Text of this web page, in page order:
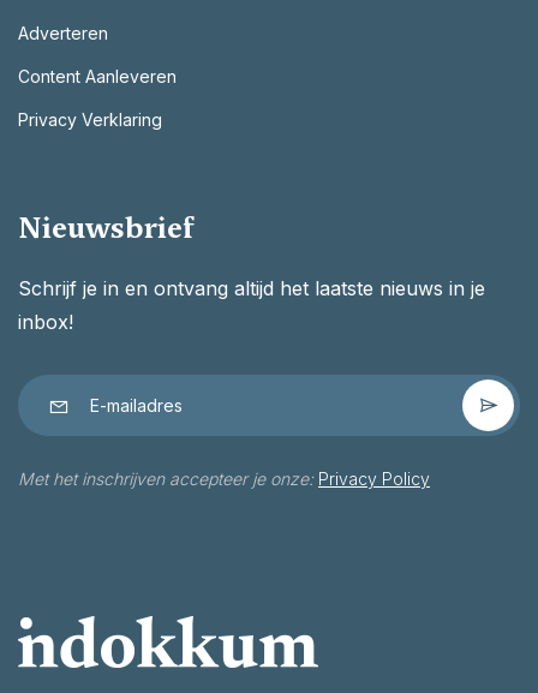
Adverteren
Content Aanleveren
Privacy Verklaring
Nieuwsbrief
Schrijf je in en ontvang altijd het laatste nieuws in je
inbox!
Met het inschrijven accepteer je onze: Privacy Policy